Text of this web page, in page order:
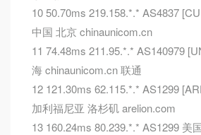
10 50.70ms 219.158.*.* AS4837
中国 北京 chinaunicom.cn
11 74.48ms 211.95.*.* AS140979
海 chinaunicom.cn 联通
12 121.30ms 62.115.*.* AS1299
加利福尼亚 洛杉矶 arelion.com
13 160.24ms 80.239.*.* AS1299 美